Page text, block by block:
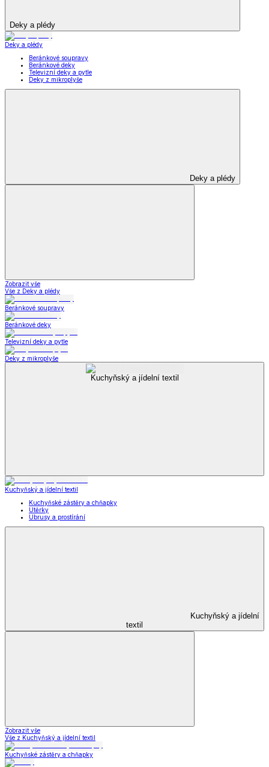
Deky a plédy
Deky a plédy
Beránkové soupravy
Beránkové deky
Televizní deky a pytle
Deky z mikroplyše
Deky a plédy
Zobrazit vše
Vše z Deky a plédy
Beránkové soupravy
Beránkové deky
Televizní deky a pytle
Deky z mikroplyše
Kuchyňský a jídelní textil
Kuchyňský a jídelní textil
Kuchyňské zástěry a chňapky
Utěrky
Ubrusy a prostírání
Kuchyňský a jídelní
textil
Zobrazit vše
Vše z Kuchyňský a jídelní textil
Kuchyňské zástěry a chňapky